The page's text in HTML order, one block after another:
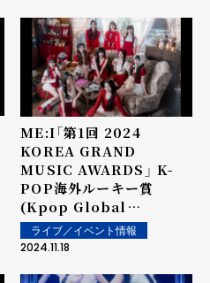
ME:I「第1回 2024
KOREA GRAND
MUSIC AWARDS」 K-
POP海外ルーキー賞
(Kpop Global
Rookies)を初受賞‼
ライブ／イベント情報
2024.11.18